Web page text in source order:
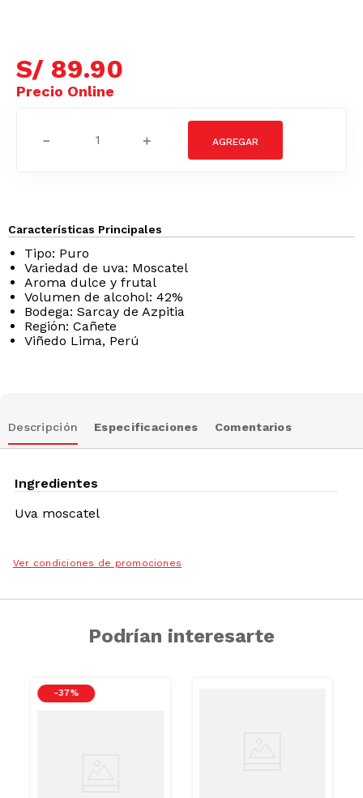
S/ 89.90
＋
－
Características Principales
Tipo: Puro
Variedad de uva: Moscatel
Aroma dulce y frutal
Volumen de alcohol: 42%
Bodega: Sarcay de Azpitia
Región: Cañete
Viñedo Lima, Perú
Descripción Especificaciones Comentarios
Ingredientes
Uva moscatel
Ver condiciones de promociones
Podrían interesarte
-37 %